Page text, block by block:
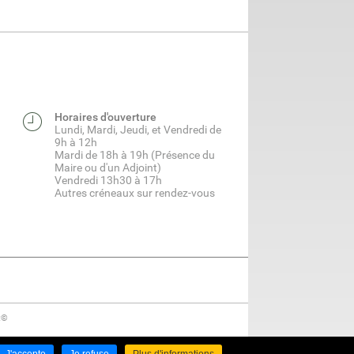
Horaires d'ouverture
Lundi, Mardi, Jeudi, et Vendredi de
9h à 12h
Mardi de 18h à 19h (Présence du
Maire ou d'un Adjoint)
Vendredi 13h30 à 17h
Autres créneaux sur rendez-vous